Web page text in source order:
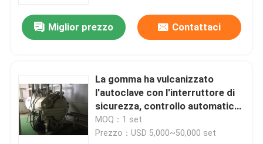
Notizie
Autoclave di AAC
autoclave composita
Miglior prezzo Contattaci
La gomma ha vulcanizzato
l'autoclave con l'interruttore di
sicurezza, controllo automatico
ed è di pressione ad alta
temperatura e bassa
MOQ：1 set
Prezzo：USD 5,000~50,000 set